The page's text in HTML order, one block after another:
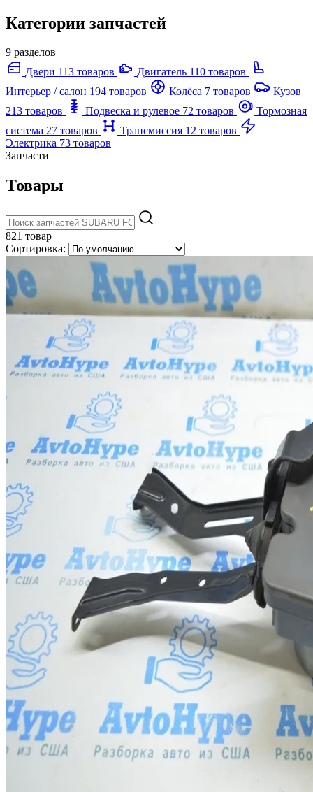
Категории запчастей
9 разделов
Двери 113 товаров Двигатель 110 товаров
Интерьер / салон 194 товаров Колёса 7 товаров
Кузов
213 товаров
Подвеска и рулевое 72 товаров
Тормозная
система 27 товаров Трансмиссия 12 товаров
Электрика 73 товаров
Запчасти
Товары
821 товар
Сортировка: